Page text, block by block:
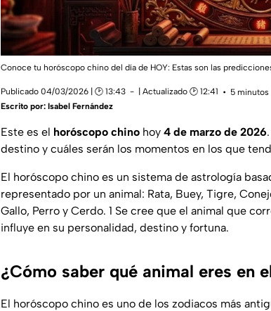
Conoce tu horóscopo chino del día de HOY: Estas son las
Publicado 04/03/2026 | 🕑 13:43 | Actualizado 🕑 12:41
5 minutos
Escrito por: Isabel Fernández
Este es el horóscopo chino hoy 4 de marzo de 2026
destino y cuáles serán los momentos en los que
El horóscopo chino es un sistema de astrología
representado por un animal: Rata, Buey, Tigre,
Gallo, Perro y Cerdo. 1 Se cree que el animal que
influye en su personalidad, destino y fortuna.
¿Cómo saber qué animal eres en
El horóscopo chino es uno de los zodiacos más